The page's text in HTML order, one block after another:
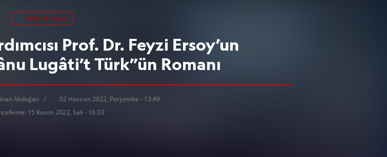
Kültür & Sanat
Prof. Dr. Feyzi Ersoy’un
Lugâti’t Türk”ün Romanı
Akdoğan
02 Haziran 2022, Perşembe - 13:49
15 Kasım 2022, Salı - 16:33